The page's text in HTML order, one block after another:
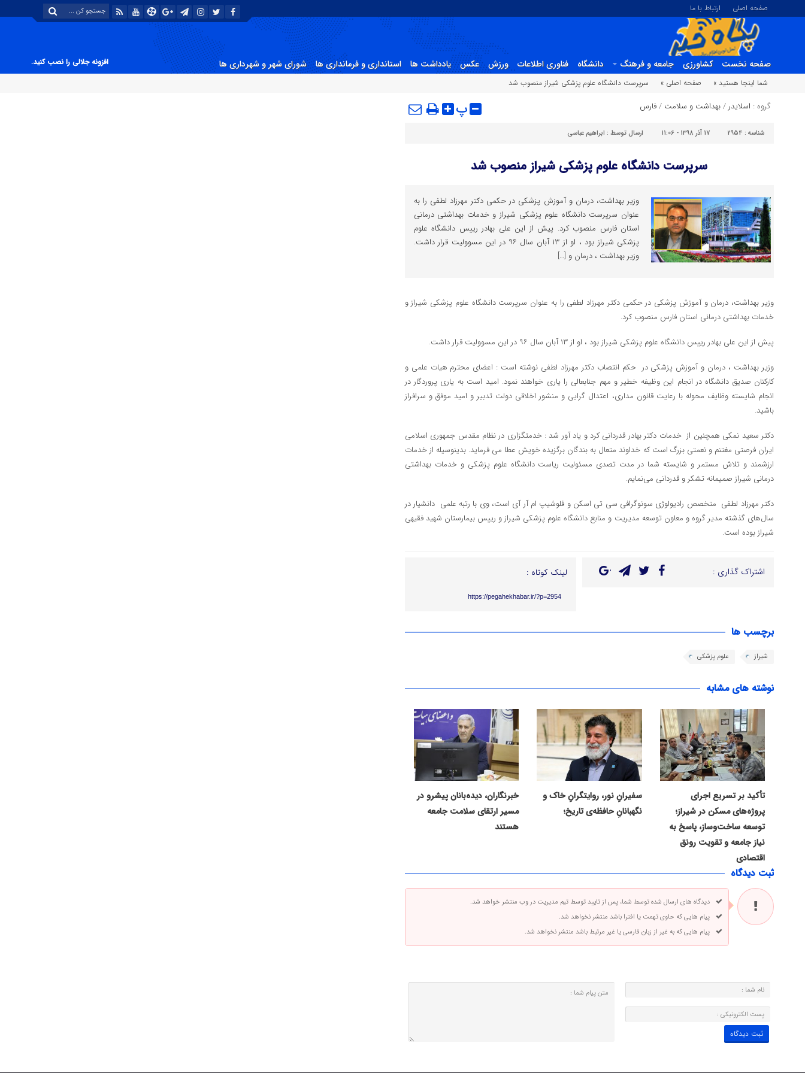
صفحه اصلی ارتباط با ما
صفحه نخست کشاورزی جامعه و فرهنگ دانشگاه فناوری اطلاعات ورزش عکس یادداشت ها استانداری و فرمانداری ها شورای شهر و شهرداری ها
افزونه جلالی را نصب کنید.
شما اینجا هستید »
صفحه اصلی » سرپرست دانشگاه علوم پزشکی شیراز منصوب شد
گروه : اسلایدر /بهداشت و سلامت /فارس پ
شناسه : 2954 17 آذر 1398 - 11:06 ارسال توسط : ابراهیم عباسی
سرپرست دانشگاه علوم پزشکی شیراز منصوب شد
وزیر بهداشت، درمان و آموزش پزشکی در حکمی دکتر مهرزاد لطفی را به
عنوان سرپرست دانشگاه علوم پزشکی شیراز و خدمات بهداشتی درمانی
استان فارس منصوب کرد. پیش از این علی بهادر رییس دانشگاه علوم
پزشکی شیراز بود ، او از ۱۳ آبان سال ۹۶ در این مسوولیت قرار داشت.
وزیر بهداشت ، درمان و […]
وزیر بهداشت، درمان و آموزش پزشکی در حکمی دکتر مهرزاد لطفی را به عنوان سرپرست دانشگاه علوم پزشکی شیراز و
خدمات بهداشتی درمانی استان فارس منصوب کرد.
پیش از این علی بهادر رییس دانشگاه علوم پزشکی شیراز بود ، او از ۱۳ آبان سال ۹۶ در این مسوولیت قرار داشت.
وزیر بهداشت ، درمان و آموزش پزشکی در حکم انتصاب دکتر مهرزاد لطفی نوشته است : اعضای محترم هیات علمی و
کارکنان صدیق دانشگاه در انجام این وظیفه خطیر و مهم جنابعالی را یاری خواهند نمود. امید است به یاری پروردگار در
انجام شایسته وظایف محوله با رعایت قانون مداری­، اعتدال گرایی و منشور اخلاقی دولت تدبیر و امید موفق و سرافراز
باشید.
دکتر سعید نمکی همچنین از خدمات دکتر بهادر قدردانی کرد و یاد آور شد : خدمتگزاری در نظام مقدس جمهوری اسلامی
ایران فرصتی مغتنم و نعمتی بزرگ است که خداوند متعال به بندگان برگزیده خویش عطا می‌ فرماید. بدینوسیله از خدمات
ارزشمند و تلاش مستمر و شایسته شما در مدت تصدی مسئولیت ریاست دانشگاه علوم پزشکی و خدمات بهداشتی
درمانی­ شیراز صمیمانه تشکر و قدردانی می‌نمایم.
دکتر مهرزاد لطفی متخصص رادیولوژی سونوگرافی سی تی اسکن و فلوشیپ ام آر آی است، وی با رتبه علمی دانشیار در
سال‌های گذشته مدیر گروه و معاون توسعه مدیریت و منابع دانشگاه علوم پزشکی شیراز و رییس بیمارستان شهید فقیهی
شیراز بوده است.
اشتراک گذاری : لینک کوتاه :
https://pegahekhabar.ir/?p=2954
برچسب ها
شیراز علوم پزشکی
نوشته های مشابه
تأکید بر تسریع اجرای
پروژه‌های مسکن در شیراز؛
توسعه ساخت‌وساز، پاسخ به
نیاز جامعه و تقویت رونق
اقتصادی
سفیرانِ نور، روایتگرانِ خاک و
نگهبانانِ حافظه‌ی تاریخ؛
خبرنگاران، دیده‌بانان پیشرو در
مسیر ارتقای سلامت جامعه
هستند
ثبت دیدگاه
دیدگاه های ارسال شده توسط شما، پس از تایید توسط تیم مدیریت در وب منتشر خواهد شد.
پیام هایی که حاوی تهمت یا افترا باشد منتشر نخواهد شد.
پیام هایی که به غیر از زبان فارسی یا غیر مرتبط باشد منتشر نخواهد شد.